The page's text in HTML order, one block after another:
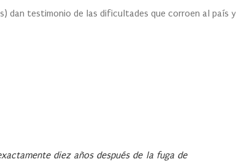
dan testimonio de las dificultades que corroen al país
diez años después de la fuga de